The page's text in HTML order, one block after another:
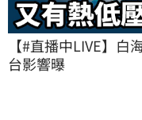
【#直播中LIVE】
台影響曝